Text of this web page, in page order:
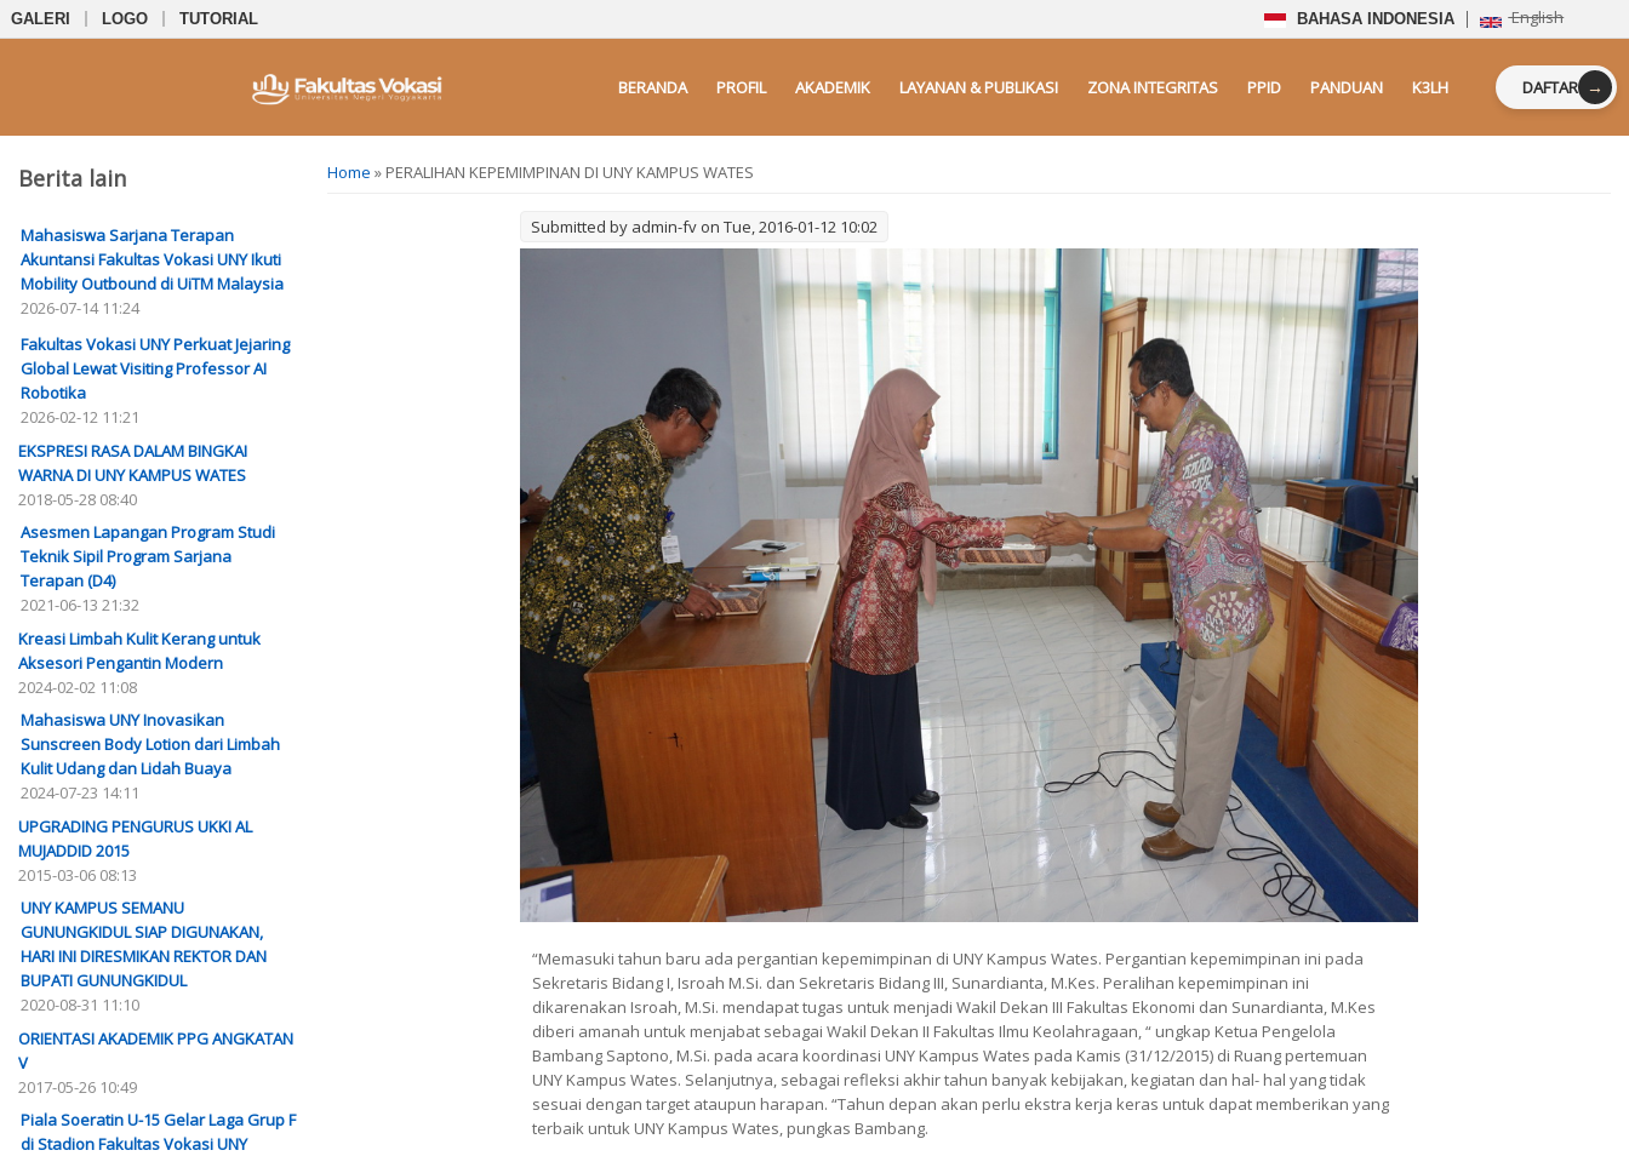
BAHASA INDONESIA English
GALERI LOGO TUTORIAL
BERANDA PROFIL AKADEMIK LAYANAN & PUBLIKASI ZONA INTEGRITAS PPID PANDUAN K3LH DAFTAR →
You are here
Home » PERALIHAN KEPEMIMPINAN DI UNY KAMPUS WATES
Submitted by admin-fvon Tue, 2016-01-12 10:02
“Memasuki tahun baru ada pergantian kepemimpinan di UNY Kampus Wates. Pergantian kepemimpinan ini pada
Sekretaris Bidang I, Isroah M.Si. dan Sekretaris Bidang III, Sunardianta, M.Kes. Peralihan kepemimpinan ini
dikarenakan Isroah, M.Si. mendapat tugas untuk menjadi Wakil Dekan III Fakultas Ekonomi dan Sunardianta, M.Kes
diberi amanah untuk menjabat sebagai Wakil Dekan II Fakultas Ilmu Keolahragaan, “ ungkap Ketua Pengelola
Bambang Saptono, M.Si. pada acara koordinasi UNY Kampus Wates pada Kamis (31/12/2015) di Ruang pertemuan
UNY Kampus Wates. Selanjutnya, sebagai refleksi akhir tahun banyak kebijakan, kegiatan dan hal- hal yang tidak
sesuai dengan target ataupun harapan. “Tahun depan akan perlu ekstra kerja keras untuk dapat memberikan yang
terbaik untuk UNY Kampus Wates, pungkas Bambang.
Berita lain
Mahasiswa Sarjana Terapan
Akuntansi Fakultas Vokasi UNY Ikuti
Mobility Outbound di UiTM Malaysia
2026-07-14 11:24
Fakultas Vokasi UNY Perkuat Jejaring
Global Lewat Visiting Professor AI
Robotika
2026-02-12 11:21
EKSPRESI RASA DALAM BINGKAI
WARNA DI UNY KAMPUS WATES
2018-05-28 08:40
Asesmen Lapangan Program Studi
Teknik Sipil Program Sarjana
Terapan (D4)
2021-06-13 21:32
Kreasi Limbah Kulit Kerang untuk
Aksesori Pengantin Modern
2024-02-02 11:08
Mahasiswa UNY Inovasikan
Sunscreen Body Lotion dari Limbah
Kulit Udang dan Lidah Buaya
2024-07-23 14:11
UPGRADING PENGURUS UKKI AL
MUJADDID 2015
2015-03-06 08:13
UNY KAMPUS SEMANU
GUNUNGKIDUL SIAP DIGUNAKAN,
HARI INI DIRESMIKAN REKTOR DAN
BUPATI GUNUNGKIDUL
2020-08-31 11:10
ORIENTASI AKADEMIK PPG ANGKATAN
V
2017-05-26 10:49
Piala Soeratin U-15 Gelar Laga Grup F
di Stadion Fakultas Vokasi UNY